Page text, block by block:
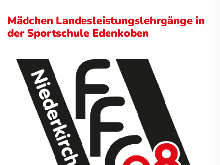
Mädchen Landesleistungslehrgänge in
der Sportschule Edenkoben